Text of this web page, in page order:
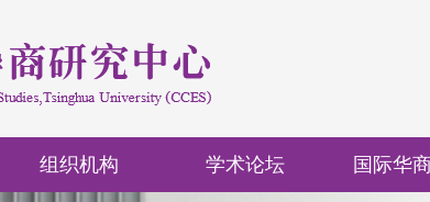
组织机构 学术论坛 国际华